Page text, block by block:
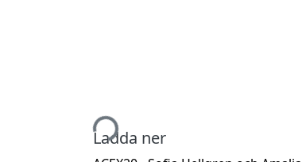
Hämtar...
Ladda ner